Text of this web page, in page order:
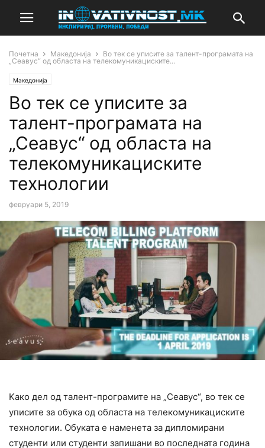
Почетна Македонија
Во тек се уписите за талент-програмата на
„Сеавус“ од областа на телекомуникациските...
Македонија
Во тек се уписите за
талент-програмата на
„Сеавус“ од областа на
телекомуникациските
технологии
февруари 5, 2019
Kако дел од талент-програмите на „Сеавус“, во тек се
уписите за обука од областа на телекомуникациските
технологии. Обуката е наменета за дипломирани
студенти или студенти запишани во последната година